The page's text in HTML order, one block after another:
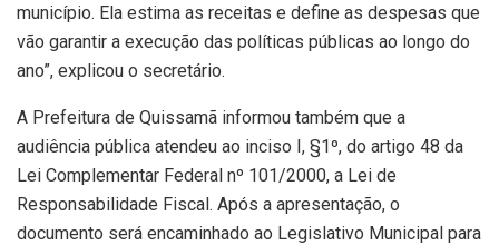
município. Ela estima as receitas e define as despesas que
vão garantir a execução das políticas públicas ao longo do
ano”, explicou o secretário.
A Prefeitura de Quissamã informou também que a
audiência pública atendeu ao inciso I, §1º, do artigo 48 da
Lei Complementar Federal nº 101/2000, a Lei de
Responsabilidade Fiscal. Após a apresentação, o
documento será encaminhado ao Legislativo Municipal para